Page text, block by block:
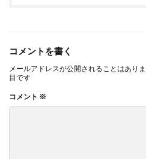
さらに、アプリを使って運動を続け
例えば「今週は合計30km走る！」
コメントを書く
メールアドレスが公開されることはありま
目です
コメント ※